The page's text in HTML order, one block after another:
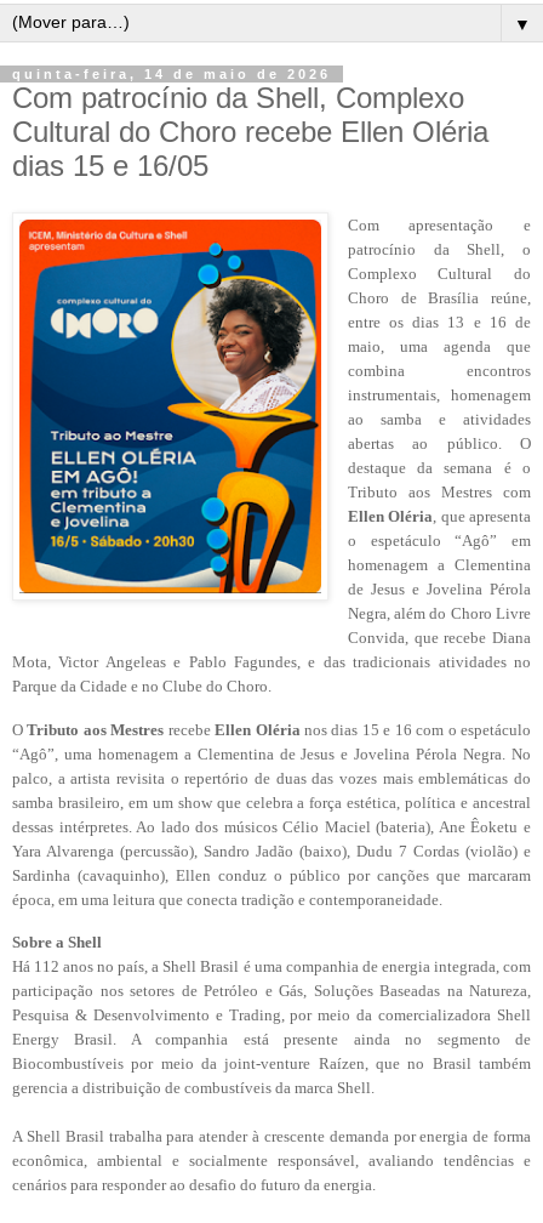
▼
quinta-feira, 14 de maio de 2026
Com patrocínio da Shell, Complexo
Cultural do Choro recebe Ellen Oléria
dias 15 e 16/05
Com apresentação e
patrocínio da Shell, o
Complexo Cultural do
Choro de Brasília reúne,
entre os dias 13 e 16 de
maio, uma agenda que
combina encontros
instrumentais, homenagem
ao samba e atividades
abertas ao público. O
destaque da semana é o
Tributo aos Mestres com
Ellen Oléria , que apresenta
o espetáculo “Agô” em
homenagem a Clementina
de Jesus e Jovelina Pérola
Negra, além do Choro Livre
Convida, que recebe Diana
Mota, Victor Angeleas e Pablo Fagundes, e das tradicionais atividades no
Parque da Cidade e no Clube do Choro.
OTributo aos Mestres recebeEllen Oléria nos dias 15 e 16 com o espetáculo
“Agô”, uma homenagem a Clementina de Jesus e Jovelina Pérola Negra. No
palco, a artista revisita o repertório de duas das vozes mais emblemáticas do
samba brasileiro, em um show que celebra a força estética, política e ancestral
dessas intérpretes. Ao lado dos músicos Célio Maciel (bateria), Ane Êoketu e
Yara Alvarenga (percussão), Sandro Jadão (baixo), Dudu 7 Cordas (violão) e
Sardinha (cavaquinho), Ellen conduz o público por canções que marcaram
época, em uma leitura que conecta tradição e contemporaneidade.
Sobre a Shell
Há 112 anos no país, a Shell Brasil é uma companhia de energia integrada, com
participação nos setores de Petróleo e Gás, Soluções Baseadas na Natureza,
Pesquisa & Desenvolvimento e Trading, por meio da comercializadora Shell
Energy Brasil. A companhia está presente ainda no segmento de
Biocombustíveis por meio da joint-venture Raízen, que no Brasil também
gerencia a distribuição de combustíveis da marca Shell.
A Shell Brasil trabalha para atender à crescente demanda por energia de forma
econômica, ambiental e socialmente responsável, avaliando tendências e
cenários para responder ao desafio do futuro da energia.